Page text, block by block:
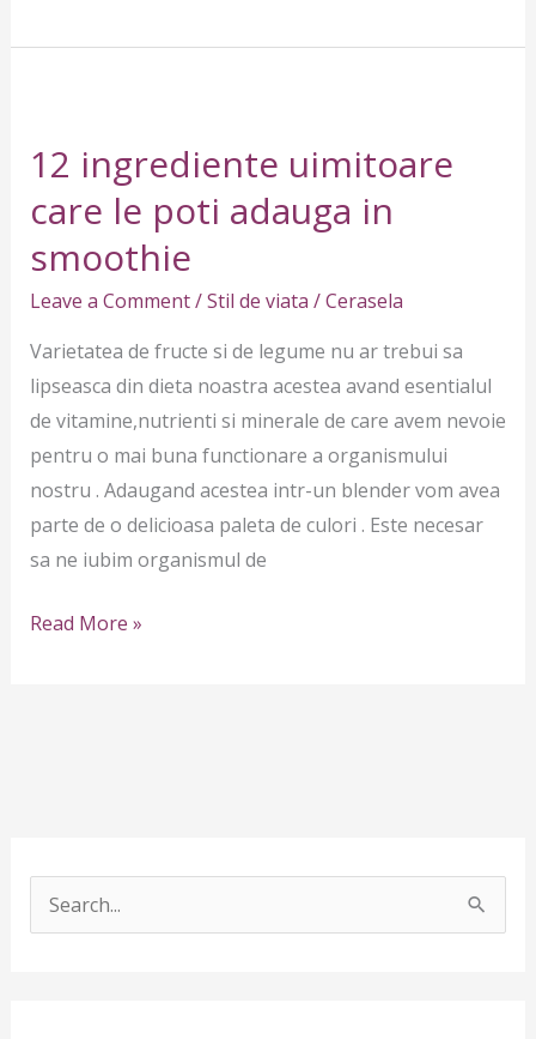
12 ingrediente uimitoare
care le poti adauga in
smoothie
Leave a Comment/Stil de viata /Cerasela
Varietatea de fructe si de legume nu ar trebui sa
lipseasca din dieta noastra acestea avand esentialul
de vitamine,nutrienti si minerale de care avem nevoie
pentru o mai buna functionare a organismului
nostru . Adaugand acestea intr-un blender vom avea
parte de o delicioasa paleta de culori . Este necesar
sa ne iubim organismul de
uimitoare
le
poti
adauga
Read More »